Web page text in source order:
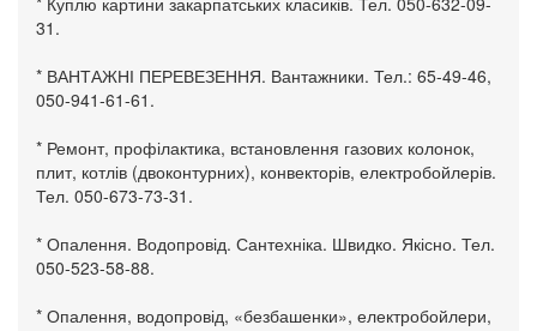
31.
* ВАНТАЖНІ ПЕРЕВЕЗЕННЯ. Вантажники. Тел.: 65-49-46,
050-941-61-61.
* Ремонт, профілактика, встановлення газових колонок,
плит, котлів (двоконтурних), конвекторів, електробойлерів.
Тел. 050-673-73-31.
* Опалення. Водопровід. Сантехніка. Швидко. Якісно. Тел.
050-523-58-88.
* Опалення, водопровід, «безбашенки», електробойлери,